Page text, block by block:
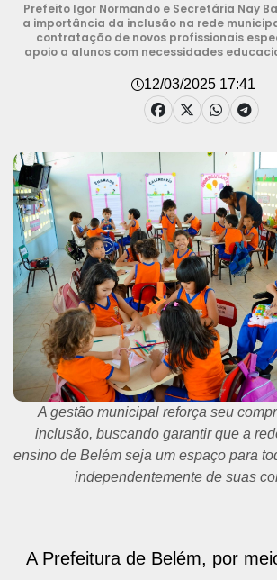
Prefeito Igor Normando e Secretária Nay
a importância da inclusão na rede
contratação de novos profissionais
apoio a alunos com necessidades
12/03/2025 17:41
A gestão municipal reforça seu
inclusão, buscando garantir que a
ensino de Belém seja um espaço para
independentemente de suas
A Prefeitura de Belém, por